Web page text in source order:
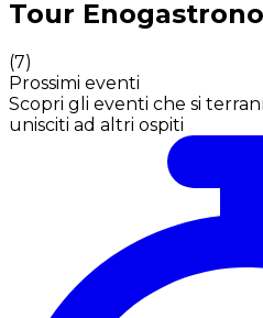
Tour
(7)
Prossimi eventi
Scopri gli eventi che si
unisciti ad altri ospiti